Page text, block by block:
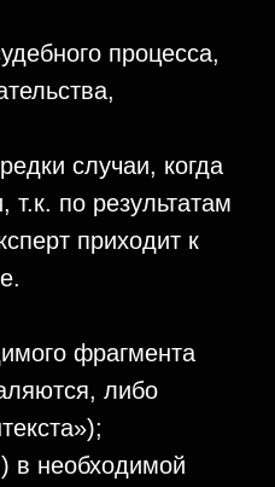
процесса,
случаи, когда
по результатам
приходит к
фрагмента
либо
в необходимой